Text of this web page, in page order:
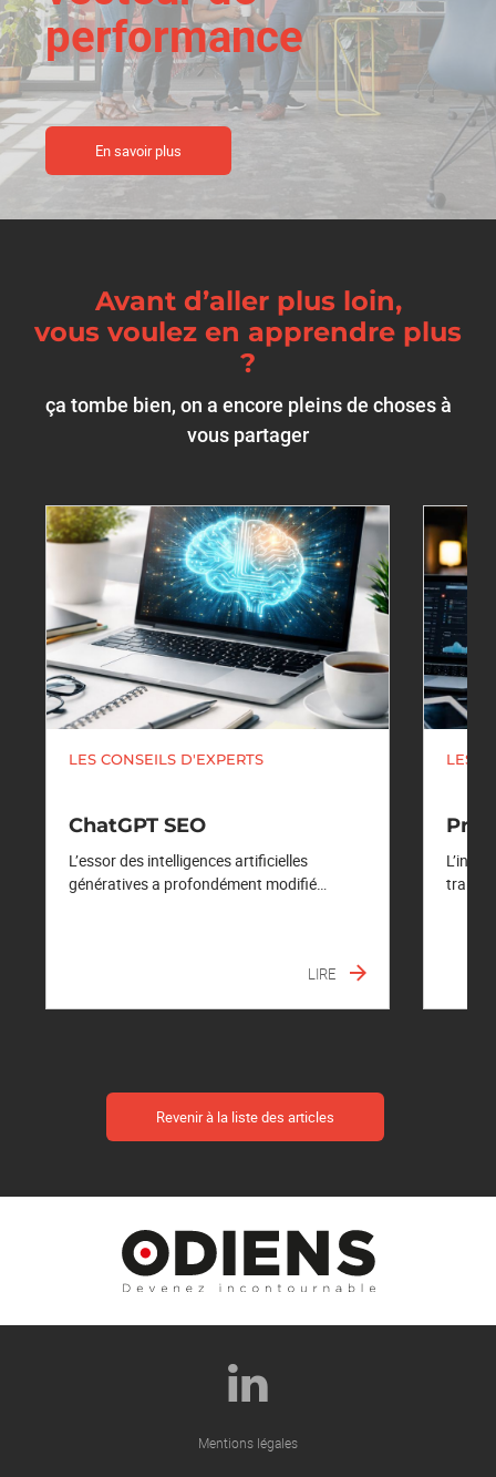
performance
En savoir plus
Avant d’aller plus loin,
vous voulez en apprendre plus
?
ça tombe bien, on a encore pleins de choses à
vous partager
LES CONSEILS D'EXPERTS
ChatGPT SEO
L’essor des intelligences artificielles
génératives a profondément modifié…
LIRE
LES
Revenir à la liste des articles
Mentions légales